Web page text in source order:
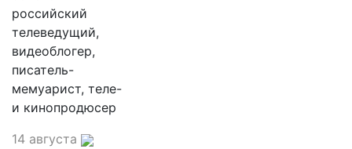
российский
телеведущий,
видеоблогер,
писатель-
мемуарист, теле-
и кинопродюсер
14 августа